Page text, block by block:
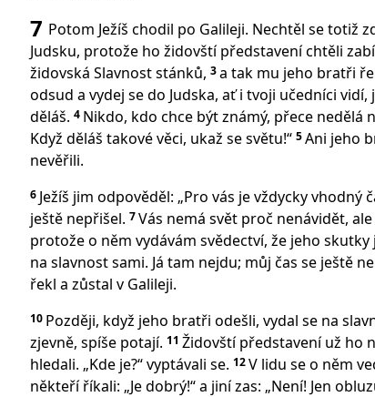
7 Potom Ježíš chodil po Galileji. Nechtěl se totiž
Judsku, protože ho židovští představení chtěli
židovská Slavnost stánků, 3a tak mu jeho bratři
odsud a vydej se do Judska, ať i tvoji učedníci vidí,
děláš. 4 Nikdo, kdo chce být známý, přece nedělá
Když děláš takové věci, ukaž se světu!“ 5Ani jeho
nevěřili.
6 Ježíš jim odpověděl: „Pro vás je vždycky vhodný
ještě nepřišel. 7Vás nemá svět proč nenávidět,
protože o něm vydávám svědectví, že jeho skutky
na slavnost sami. Já tam nejdu; můj čas se ještě
řekl a zůstal v Galileji.
10 Později, když jeho bratři odešli, vydal se na
zjevně, spíše potají. 11 Židovští představení už ho
hledali. „Kde je?“ vyptávali se. 12V lidu se o něm
někteří říkali: „Je dobrý!“ a jiní zas: „Není! Jen